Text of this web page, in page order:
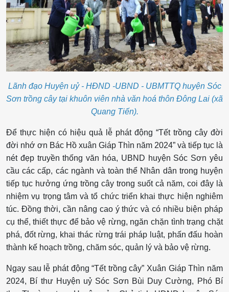
Lãnh đạo Huyện uỷ - HĐND -UBND - UBMTTQ huyện Sóc
Sơn trồng cây tại khuôn viên nhà văn hoá thôn Đông Lai (xã
Quang Tiến).
Để thực hiện có hiệu quả lễ phát động “Tết trồng cây đời
đời nhớ ơn Bác Hồ xuân Giáp Thìn năm 2024” và tiếp tục là
nét đẹp truyền thống văn hóa, UBND huyện Sóc Sơn yêu
cầu các cấp, các ngành và toàn thể Nhân dân trong huyện
tiếp tục hưởng ứng trồng cây trong suốt cả năm, coi đây là
nhiệm vụ trọng tâm và tổ chức triển khai thực hiện nghiêm
túc. Đồng thời, cần nâng cao ý thức và có nhiều biện pháp
cụ thể, thiết thực để bảo vệ rừng, ngăn chặn tình trạng chặt
phá, đốt rừng, khai thác rừng trái pháp luật, phấn đấu hoàn
thành kế hoạch trồng, chăm sóc, quản lý và bảo vệ rừng.
Ngay sau lễ phát động “Tết trồng cây” Xuân Giáp Thìn năm
2024, Bí thư Huyện uỷ Sóc Sơn Bùi Duy Cường, Phó Bí